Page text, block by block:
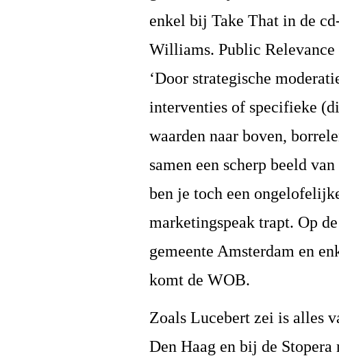
enkel bij Take That in de
Williams. Public
‘Door strategische
interventies of specifieke
waarden naar boven,
samen een scherp beeld
ben je toch een
marketingspeak trapt. Op
gemeente Amsterdam en
komt de WOB.
Zoals Lucebert zei is alles
Den Haag en bij de